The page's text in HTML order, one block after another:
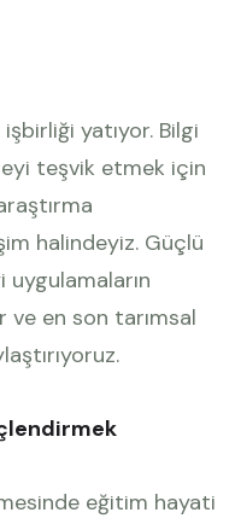
yatıyor. Bilgi
teşvik etmek için
halindeyiz. Güçlü
uygulamaların
en son tarımsal
eğitim hayati